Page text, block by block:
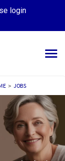
login
> JOBS